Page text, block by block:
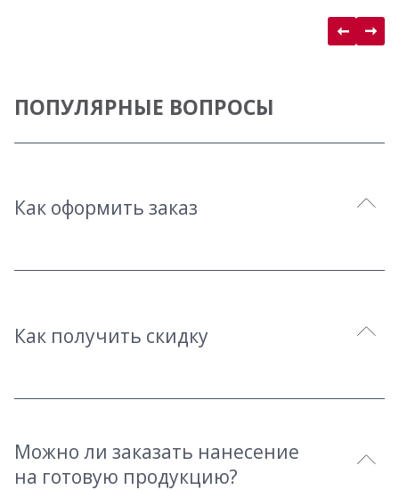
ПОПУЛЯРНЫЕ ВОПРОСЫ
Как оформить заказ
Как получить скидку
Можно ли заказать нанесение
на готовую продукцию?